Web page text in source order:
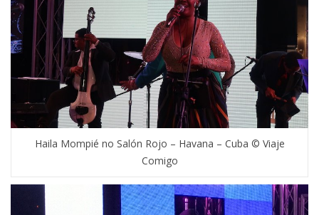
Haila Mompié no Salón Rojo – Havana – Cuba © Viaje
Comigo